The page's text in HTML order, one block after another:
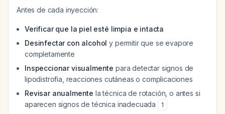
Antes de cada inyección:
Verificar que la piel esté limpia e intacta
Desinfectar con alcohol y permitir que se evapore
completamente
Inspeccionar visualmente para detectar signos de
lipodistrofia, reacciones cutáneas o complicaciones
Revisar anualmente la técnica de rotación, o antes si
aparecen signos de técnica inadecuada
1